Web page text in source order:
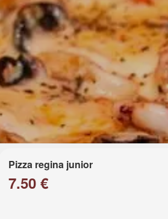
Pizza regina junior
7.50 €